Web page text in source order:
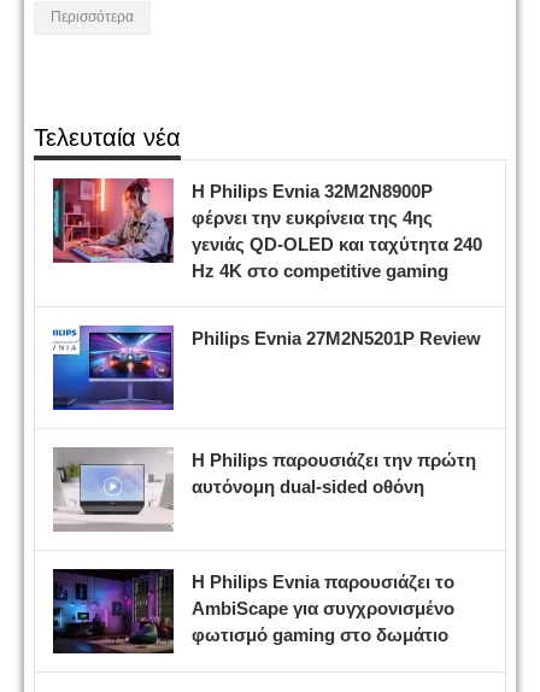
Περισσότερα
Τελευταία νέα
Η Philips Evnia 32M2N8900P
φέρνει την ευκρίνεια της 4ης
γενιάς QD-OLED και ταχύτητα 240
Hz 4K στο competitive gaming
Philips Evnia 27M2N5201P Review
Η Philips παρουσιάζει την πρώτη
αυτόνομη dual-sided οθόνη
Η Philips Evnia παρουσιάζει το
AmbiScape για συγχρονισμένο
φωτισμό gaming στο δωμάτιο